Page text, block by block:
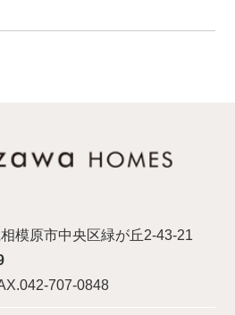
模原市中央区緑が丘2-43-21
707-0848